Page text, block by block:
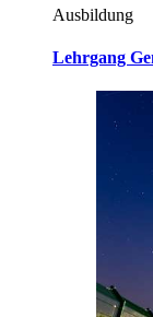
Ausbildung
Lehrgang